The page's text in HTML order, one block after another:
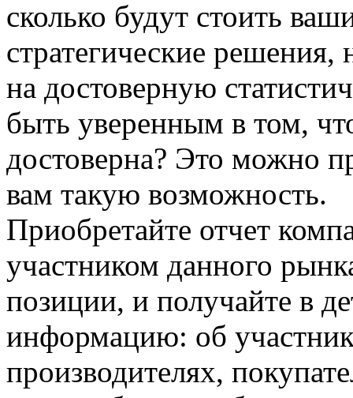
сколько будут стоить
стратегические решения,
на достоверную
быть уверенным в том,
достоверна? Это можно
вам такую возможность.
Приобретайте отчет
участником данного
позиции, и получайте в
информацию: об
производителях,